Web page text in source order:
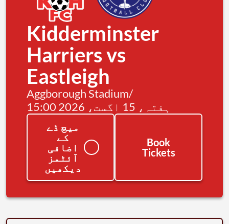
Kidderminster
Harriers vs
Eastleigh
Aggborough Stadium/
ہفتہ، 15 اگست، 2026 15:00
میچ ڈے
کے
اضافی
آئٹمز
دیکھیں
Book
Tickets